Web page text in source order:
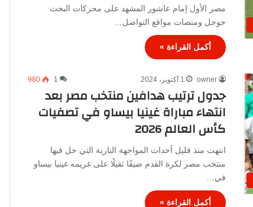
مصر الأول إمام عاشور المشهد على محركات البحث
جوجل ومنصات مواقع التواصل…
أكمل القراءة »
owner 1 أكتوبر، 2024 1
980
جدول ترتيب هدافين منتخب مصر بعد
انتهاء مباراة غينيا بيساو في تصفيات
كأس العالم 2026
انتهت منذ قليل أحداث المواجهة النارية التي حل فيها
منتخب مصر لكرة القدم ضيفًا ثقيلًا على غريمه غينيا بيساو
في…
أكمل القراءة »